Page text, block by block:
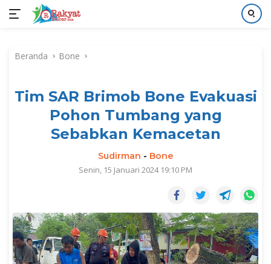
kontenBeranda Bone
Tim SAR Brimob Bone Evakuasi
Pohon Tumbang yang
Sebabkan Kemacetan
Sudirman - Bone
Senin, 15 Januari 2024 19:10 PM